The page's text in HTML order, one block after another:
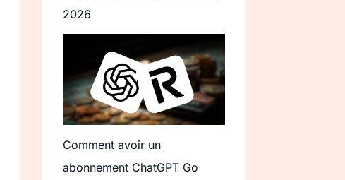
2026
Comment avoir un
abonnement ChatGPT Go